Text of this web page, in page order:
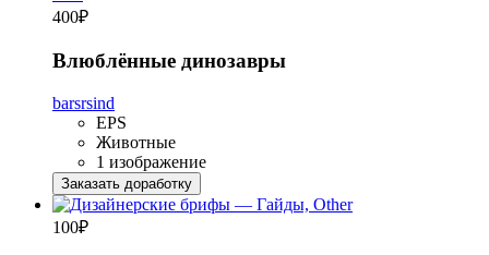
400₽
Влюблённые динозавры
barsrsind
EPS
Животные
1 изображение
Заказать доработку
100₽